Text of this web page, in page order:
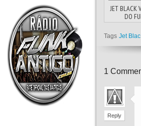
JET BLACK
DO
Tags Jet
1
Reply